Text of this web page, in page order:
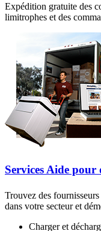
Expédition gratuite des
limitrophes et des
Services Aide pour
Trouvez des
dans votre secteur et
Charger et